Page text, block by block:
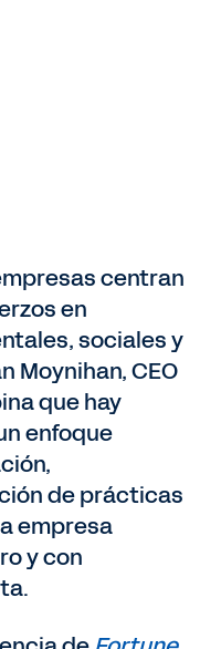
centran
en
sociales y
Moynihan, CEO
que hay
enfoque
de prácticas
empresa
y con